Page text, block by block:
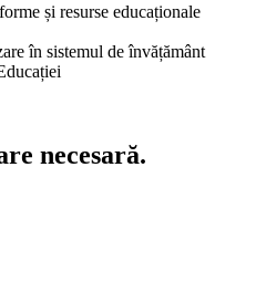
și resurse educaționale
în sistemul de învățământ
necesară.